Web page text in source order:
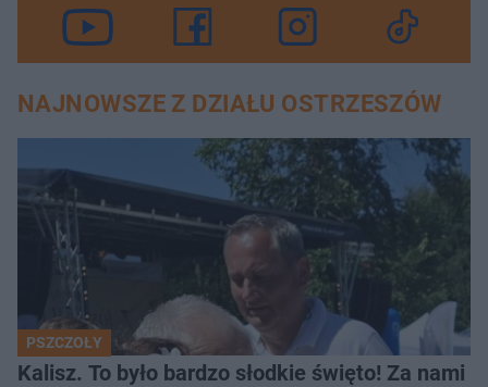
NAJNOWSZE Z DZIAŁU OSTRZESZÓW
PSZCZOŁY
Kalisz. To było bardzo słodkie święto! Za nami